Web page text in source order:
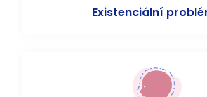
Existenciální